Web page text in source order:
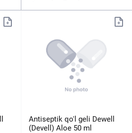
Antiseptik qo'l geli Dewell
(Devell) Aloe 50 ml